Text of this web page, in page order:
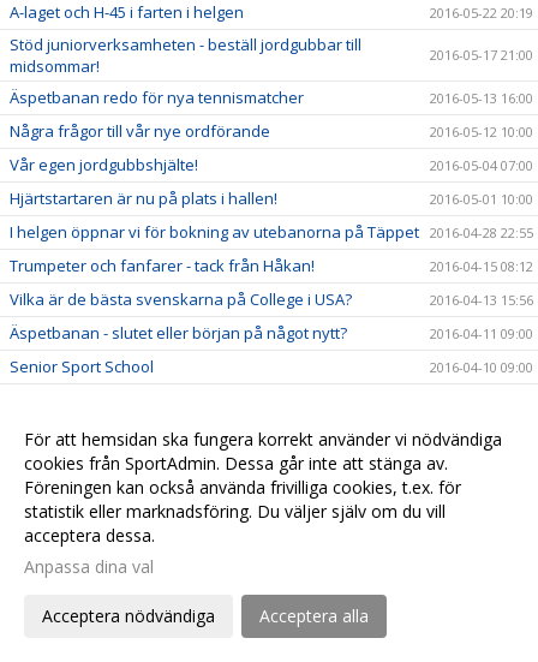
A-laget och H-45 i farten i helgen 2016-05-22 20:19
Stöd juniorverksamheten - beställ jordgubbar till
midsommar!
2016-05-17 21:00
Äspetbanan redo för nya tennismatcher 2016-05-13 16:00
Några frågor till vår nye ordförande 2016-05-12 10:00
Vår egen jordgubbshjälte! 2016-05-04 07:00
Hjärtstartaren är nu på plats i hallen! 2016-05-01 10:00
I helgen öppnar vi för bokning av utebanorna på Täppet 2016-04-28 22:55
Trumpeter och fanfarer - tack från Håkan! 2016-04-15 08:12
Vilka är de bästa svenskarna på College i USA? 2016-04-13 15:56
Äspetbanan - slutet eller början på något nytt? 2016-04-11 09:00
Senior Sport School 2016-04-10 09:00
Taktikhörnan del 7 - Matchstrategi 2016-04-04 23:05
Nya banpriser från 1:a april 2016 2016-03-29 22:00
Ordförande med hjärtat som klappar för klubben 2016-03-23 16:00
Rapport från Årsmötet
Information inför årsmötet på söndag 13:e mars kl 16.00
Taktikhörnan del 6 - Tips i dubbel
För att hemsidan ska fungera korrekt använder vi nödvändiga
cookies från SportAdmin. Dessa går inte att stänga av.
Föreningen kan också använda frivilliga cookies, t.ex. för
statistik eller marknadsföring. Du väljer själv om du vill
acceptera dessa.
Anpassa dina val
Acceptera nödvändiga Acceptera alla